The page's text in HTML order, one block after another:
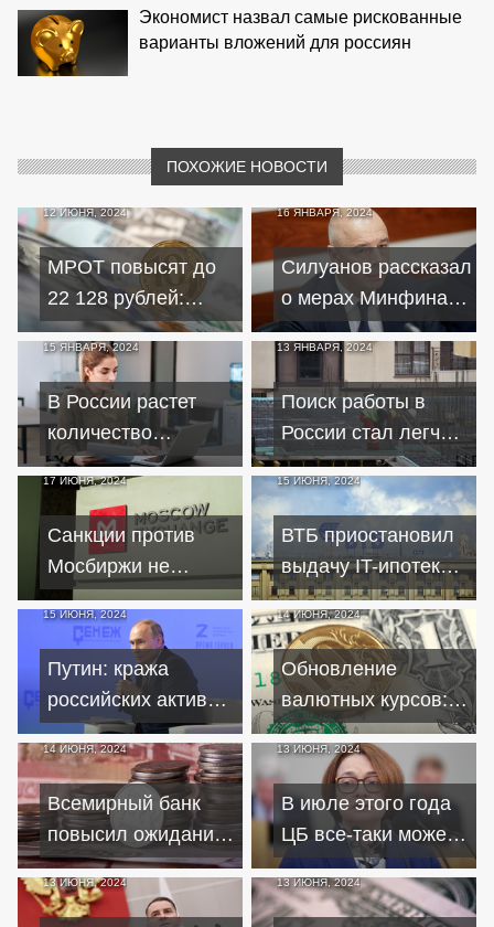
Экономист назвал самые рискованные
варианты вложений для россиян
ПОХОЖИЕ НОВОСТИ
12 ИЮНЯ, 2024
МРОТ повысят до
22 128 рублей:
влияние на
зарплаты и
пособия
16 ЯНВАРЯ, 2024
Силуанов рассказал
о мерах Минфина
для снижения
ставок по
ипотечным
кредитам
15 ЯНВАРЯ, 2024
В России растет
количество
работников,
предпочитающих
неформальную
занятость
13 ЯНВАРЯ, 2024
Поиск работы в
России стал легче,
но не для пожилых
людей
17 ИЮНЯ, 2024
Санкции против
Мосбиржи не
затронут обмен
российских активов
15 ИЮНЯ, 2024
ВТБ приостановил
выдачу IT-ипотеки
до нового решения
правительства
15 ИЮНЯ, 2024
Путин: кража
российских активов
Западом будет
иметь глобальные
последствия
14 ИЮНЯ, 2024
Обновление
валютных курсов:
какие изменения
ждут россиян на
выходные
14 ИЮНЯ, 2024
Всемирный банк
повысил ожидания
роста экономики
России
13 ИЮНЯ, 2024
В июле этого года
ЦБ все-таки может
повысить ключевую
ставку до 17-18%
13 ИЮНЯ, 2024 13 ИЮНЯ, 2024